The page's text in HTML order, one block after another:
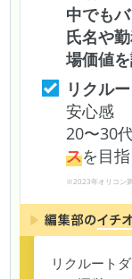
中でも
氏名や
場価値
リクル
安心感
20〜30
スを目
※2023年オリコン
リクルート